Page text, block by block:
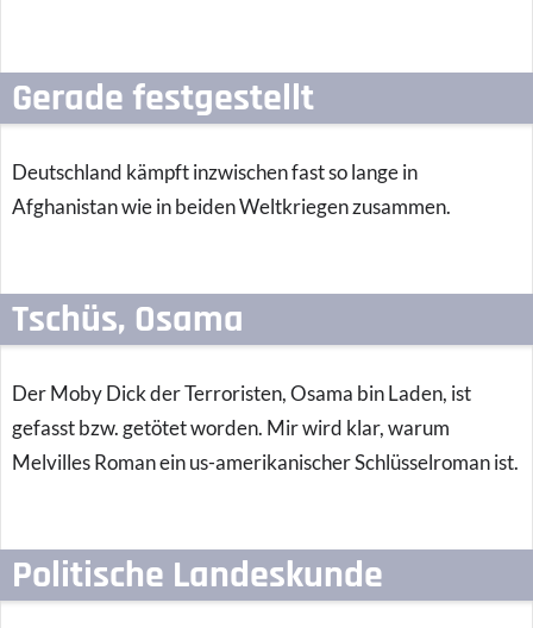
Gerade festgestellt
Deutschland kämpft inzwischen fast so lange in
Afghanistan wie in beiden Weltkriegen zusammen.
Tschüs, Osama
Der Moby Dick der Terroristen, Osama bin Laden, ist
gefasst bzw. getötet worden. Mir wird klar, warum
Melvilles Roman ein us-amerikanischer Schlüsselroman ist.
Politische Landeskunde